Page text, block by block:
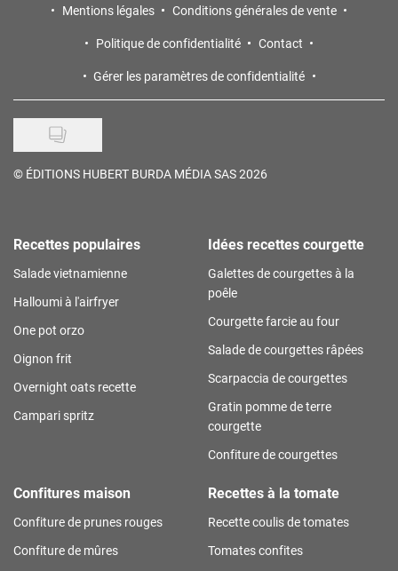
Mentions légales
Conditions générales de vente
Politique de confidentialité
Contact
Gérer les paramètres de confidentialité
© ÉDITIONS HUBERT BURDA MÉDIA SAS 2026
Recettes populaires
Salade vietnamienne
Halloumi à l'airfryer
One pot orzo
Oignon frit
Overnight oats recette
Campari spritz
Idées recettes courgette
Galettes de courgettes à la
poêle
Courgette farcie au four
Salade de courgettes râpées
Scarpaccia de courgettes
Gratin pomme de terre
courgette
Confiture de courgettes
Confitures maison
Confiture de prunes rouges
Confiture de mûres
Recettes à la tomate
Recette coulis de tomates
Tomates confites